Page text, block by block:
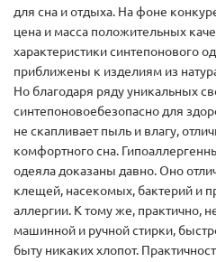
для сна и отдыха. На фоне
цена и масса положительных
характеристики синтепонового
приближены к изделиям из
Но благодаря ряду уникальных
синтепоновоебезопасно для
не скапливает пыль и влагу,
комфортного сна.
одеяла доказаны давно. Оно
клещей, насекомых, бактерий и
аллергии. К тому же, практично,
машинной и ручной стирки,
быту никаких хлопот.